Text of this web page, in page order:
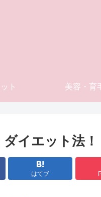
ト 美容・育
イエット法！
はてブ